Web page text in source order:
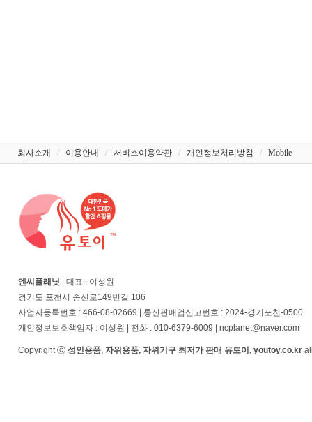
회사소개 / 이용안내 / 서비스이용약관 / 개인정보처리방침 / Mobile
엔씨플래닛 | 대표 : 이성원
경기도 포천시 송선로149번길 106
사업자등록번호 : 466-08-02669 | 통신판매업신고번호 : 2024-경기포천-0500
개인정보보호책임자 : 이성원 | 전화 : 010-6379-6009 | ncplanet@naver.com
Copyright ⓒ 성인용품, 자위용품, 자위기구 최저가 판매 유토이, youtoy.co.kr